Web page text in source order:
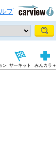
プ
ン サーキット みんカラ＋